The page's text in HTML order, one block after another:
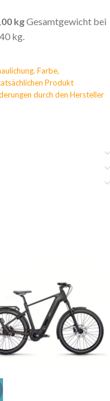
kgGesamtgewicht bei
kg.
Farbe,
Produkt
durch den Hersteller